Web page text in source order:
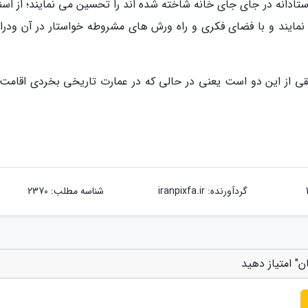
در جای جای خانه شاخته شده اند را تحسین می نمایند؛ از
و با فضای فکری و راه ورش های مشروطه خواستار در آن
از این دو است یعنی در حالی که در عمارت تاریخی بخردی
گردآورنده:iranpixfa.ir شناسه مطلب: 2370